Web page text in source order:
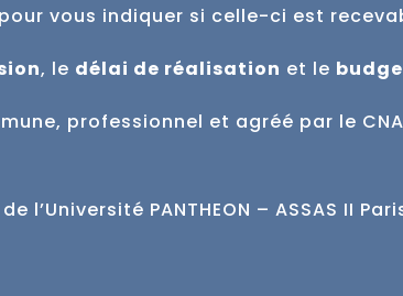
vous indiquer si celle-ci est
, le délai de réalisation et le
professionnel et agréé par le
l’Université PANTHEON – ASSAS II